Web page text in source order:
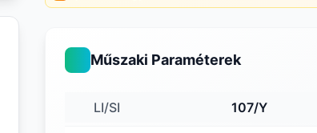
Műszaki Paraméterek
LI/SI 107/Y